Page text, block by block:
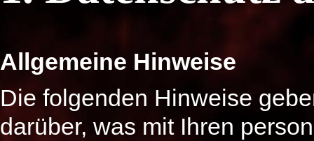
Allgemeine Hinweise
Die folgenden Hinweise
darüber, was mit Ihren